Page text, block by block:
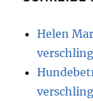
Helen